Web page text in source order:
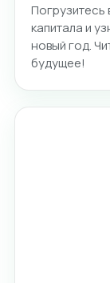
Погрузитесь
капитала и
новый год.
будущее!